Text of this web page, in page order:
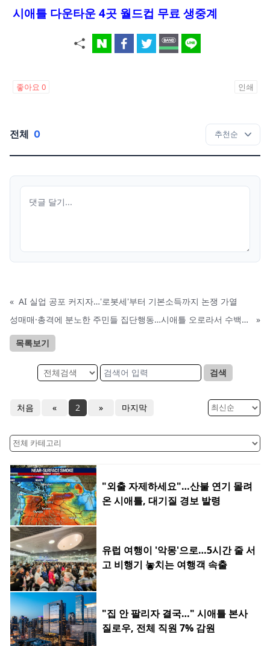
시애틀 다운타운 4곳 월드컵 무료 생중계
좋아요 0 인쇄
전체 0
« AI 실업 공포 커지자…'로봇세'부터 기본소득까지 논쟁 가열
성매매·총격에 분노한 주민들 집단행동…시애틀 오로라서 수백명 행진
»
목록보기
검색
처음 « 2 » 마지막
"외출 자제하세요"…산불 연기 몰려
온 시애틀, 대기질 경보 발령
유럽 여행이 '악몽'으로…5시간 줄 서
고 비행기 놓치는 여행객 속출
"집 안 팔리자 결국…" 시애틀 본사
질로우, 전체 직원 7% 감원